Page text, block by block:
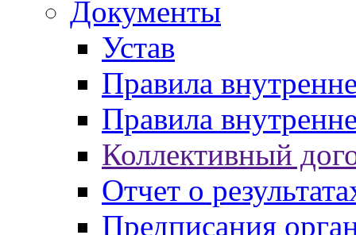
Документы
Устав
Правила
Правила
Коллективный
Отчет о
Предписания